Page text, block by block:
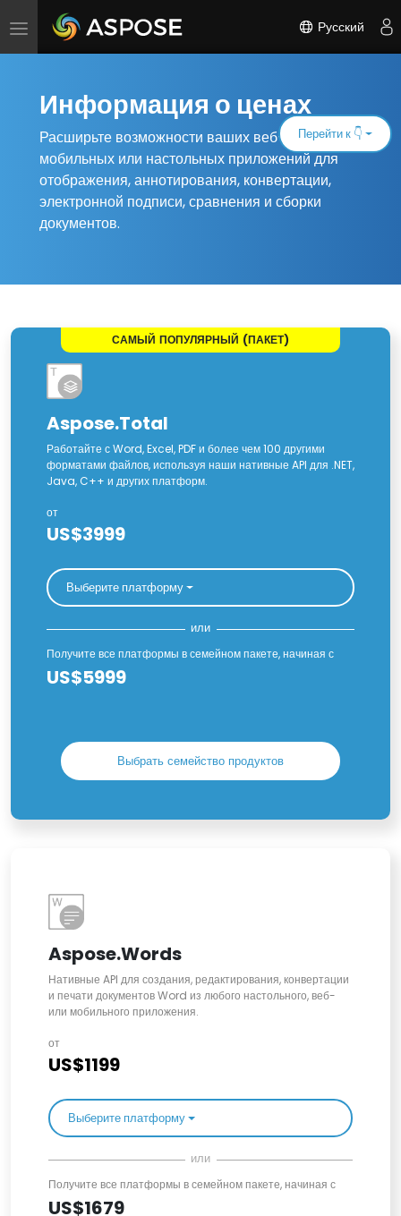
Переключить
Русский
Информация о ценах
Расширьте возможности ваших веб-,
мобильных или настольных приложений для
отображения, аннотирования, конвертации,
электронной подписи, сравнения и сборки
документов.
Перейти к 👇
САМЫЙ ПОПУЛЯРНЫЙ (ПАКЕТ)
Aspose.Total
Работайте с Word, Excel, PDF и более чем 100 другими
форматами файлов, используя наши нативные API для .NET,
Java, C++ и других платформ.
от
US$3999
Выберите платформу
или
Получите все платформы в семейном пакете, начиная с
US$5999
Выбрать семейство продуктов
Aspose.Words
Нативные API для создания, редактирования, конвертации
и печати документов Word из любого настольного, веб-
или мобильного приложения.
от
US$1199
Выберите платформу
или
Получите все платформы в семейном пакете, начиная с
US$1679